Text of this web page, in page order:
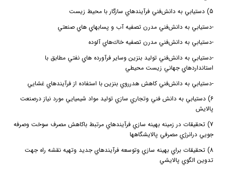
5) دستيابي به دانش‌‌فني فرآيندهاي سازگار با محيط زيست
-دستيابي به دانش‌فني مدرن تصفيه آب‌ و پسابهاي هاي صنعتي
-دستيابي به دانش‌فني مدرن تصفيه خاك‌هاي آلوده
-دستيابي به دانش‌فني توليد بنزين وساير فرآورده هاي نفتي مطابق با
استانداردهاي جهاني زيست محيطي
-دستيابي به دانش‌فني كاهش هدرروي بنزين با استفاده از فرآيندهاي غشايي
6) دستيابي به دانش فني وتجاري سازي توليد مواد شيميايي مورد نياز درصنعت
پالايش
7) تحقيقات در زمينه بهينه سازي فرآيندهاي مرتبط باكاهش مصرف سوخت وصرفه
جويي درانرژي مصرفي پالايشگاهها
8) تحقيقات براي بهينه سازي وتوسعه فرآيندهاي جديد وتهيه نقشه راه جهت
تدوين الگوي پالايشي